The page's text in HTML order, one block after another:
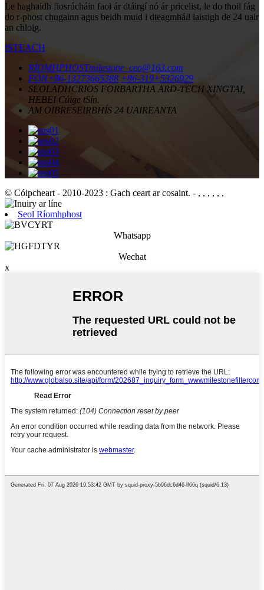
Le haghaidh fiosrúcháin faoi ár dtáirgí nó ár pricelist, le do thoil fág
do r-phost chugainn agus beidh muid i dteagmháil laistigh de 24 uair
an chloig.
ISTEACH
RÍOMHPHOSTmilestone_ceo@163.com
FÓN+86-13273665388 +86-319+5326929
SEOLADHCRIOS FORBARTHA ARD-TECH XINGTAI,
HEBEI Cúige tSín.
AM OIBRESEIRBHÍS 24 UAIREANTA
© Cóipcheart - 2010-2023 : Gach ceart ar cosaint. - , , , , , ,
Seol Ríomhphost
Whatsapp
Wechat
x